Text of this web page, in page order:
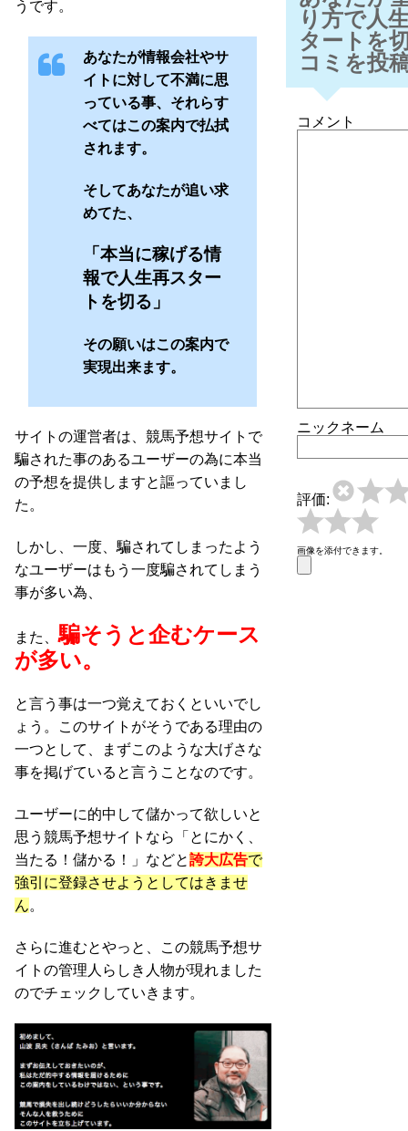
うです。
あなたが情報会社やサ
イトに対して不満に思
っている事、それらす
べてはこの案内で払拭
されます。
そしてあなたが追い求
めてた、
「本当に稼げる情
報で人生再スター
トを切る」
その願いはこの案内で
実現出来ます。
サイトの運営者は、競馬予想サイトで
騙された事のあるユーザーの為に本当
の予想を提供しますと謳っていまし
た。
しかし、一度、騙されてしまったよう
なユーザーはもう一度騙されてしまう
事が多い為、
また、騙そうと企むケース
が多い。
と言う事は一つ覚えておくといいでし
ょう。このサイトがそうである理由の
一つとして、まずこのような大げさな
事を掲げていると言うことなのです。
ユーザーに的中して儲かって欲しいと
思う競馬予想サイトなら「とにかく、
当たる！儲かる！」などと誇大広告で
強引に登録させようとしてはきませ
ん。
さらに進むとやっと、この競馬予想サ
イトの管理人らしき人物が現れました
のでチェックしていきます。
り方で人
タートを
コミを投
コメント
ニックネーム
評価:
画像を添付できます。